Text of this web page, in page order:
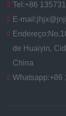
Tel:+86
E-mail:
Endereço:
de Huaiyin,
China
Whatsapp:+86